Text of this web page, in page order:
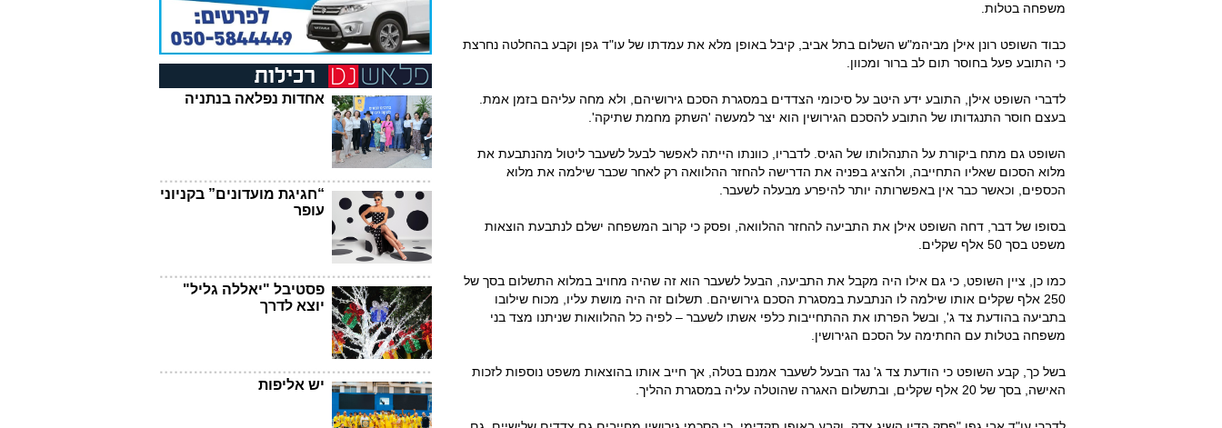
משפחה בטלות.
כבוד השופט רונן אילן מביהמ"ש השלום בתל אביב, קיבל באופן מלא את עמדתו של עו"ד גפן וקבע בהחלטה נחרצת
כי התובע פעל בחוסר תום לב ברור ומכוון.
לדברי השופט אילן, התובע ידע היטב על סיכומי הצדדים במסגרת הסכם גירושיהם, ולא מחה עליהם בזמן אמת.
בעצם חוסר התנגדותו של התובע להסכם הגירושין הוא יצר למעשה 'השתק מחמת שתיקה'.
השופט גם מתח ביקורת על התנהלותו של הגיס. לדבריו, כוונתו הייתה לאפשר לבעל לשעבר ליטול מהנתבעת את
מלוא הסכום שאליו התחייבה, ולהציג בפניה את הדרישה להחזר ההלוואה רק לאחר שכבר שילמה את מלוא
הכספים, וכאשר כבר אין באפשרותה יותר להיפרע מבעלה לשעבר.
בסופו של דבר, דחה השופט אילן את התביעה להחזר ההלוואה, ופסק כי קרוב המשפחה ישלם לנתבעת הוצאות
משפט בסך 50 אלף שקלים.
כמו כן, ציין השופט, כי גם אילו היה מקבל את התביעה, הבעל לשעבר הוא זה שהיה מחויב במלוא התשלום בסך של
250 אלף שקלים אותו שילמה לו הנתבעת במסגרת הסכם גירושיהם. תשלום זה היה מושת עליו, מכוח שילובו
בתביעה בהודעת צד ג', ובשל הפרתו את ההתחייבות כלפי אשתו לשעבר – לפיה כל ההלוואות שניתנו מצד בני
משפחה בטלות עם החתימה על הסכם הגירושין.
בשל כך, קבע השופט כי הודעת צד ג' נגד הבעל לשעבר אמנם בטלה, אך חייב אותו בהוצאות משפט נוספות לזכות
האישה, בסך של 20 אלף שקלים, ובתשלום האגרה שהוטלה עליה במסגרת ההליך.
אחדות נפלאה בנתניה
“חגיגת מועדונים” בקניוני
עופר
פסטיבל "יאללה גליל"
יוצא לדרך
יש אליפות